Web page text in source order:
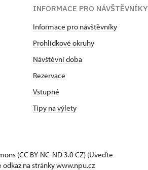
INFORMACE PRO NÁVŠTĚVNÍKY
Informace pro návštěvníky
Prohlídkové okruhy
Návštěvní doba
Rezervace
Vstupné
Tipy na výlety
(CC BY-NC-ND 3.0 CZ) (Uveďte
na stránky www.npu.cz